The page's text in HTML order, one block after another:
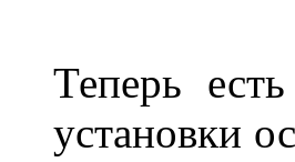
Теперь
установки